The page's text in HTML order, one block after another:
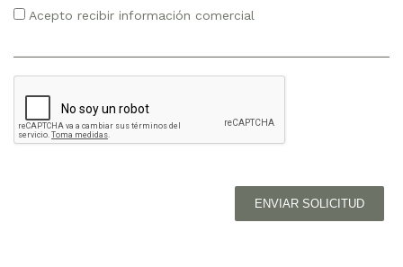
Acepto recibir información comercial
ENVIAR SOLICITUD